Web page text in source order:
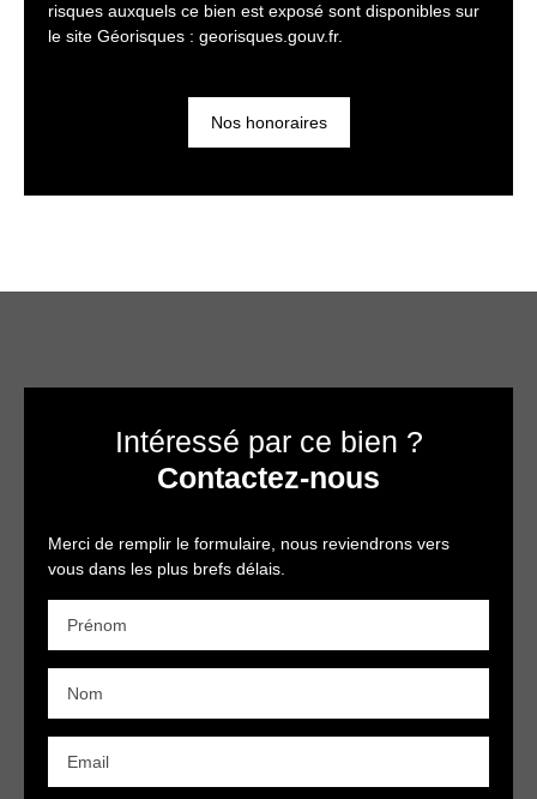
risques auxquels ce bien est exposé sont disponibles sur
le site Géorisques : georisques.gouv.fr.
Nos honoraires
Intéressé par ce bien ?
Contactez-nous
Merci de remplir le formulaire, nous reviendrons vers
vous dans les plus brefs délais.
Prénom
Nom
Email